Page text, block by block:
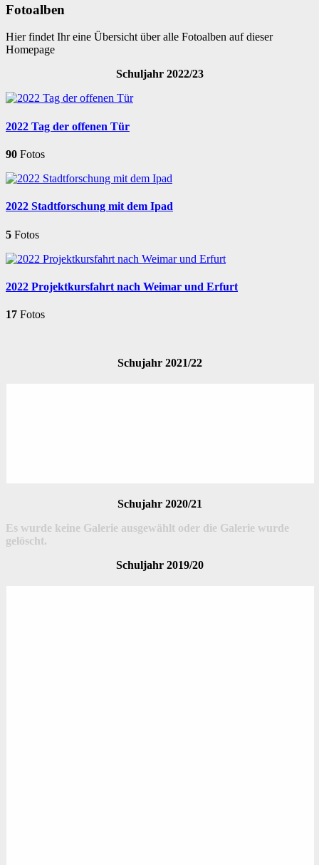
Fotoalben
Hier findet Ihr eine Übersicht über alle Fotoalben auf dieser
Homepage
Schuljahr 2022/23
2022 Tag der offenen Tür
90 Fotos
2022 Stadtforschung mit dem Ipad
5 Fotos
2022 Projektkursfahrt nach Weimar und Erfurt
17 Fotos
Schujahr 2021/22
Schujahr 2020/21
Es wurde keine Galerie ausgewählt oder die Galerie wurde
gelöscht.
Schuljahr 2019/20